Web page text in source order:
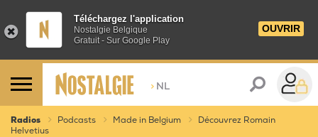
Téléchargez l'application
Nostalgie Belgique
Gratuit - Sur Google Play
OUVRIR
> NL
Radios Podcasts Made in Belgium
Découvrez Romain
Helvetius